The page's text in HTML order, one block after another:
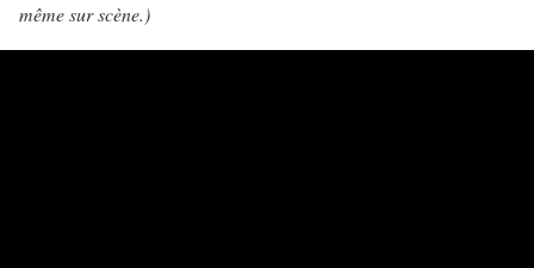
même sur scène.)